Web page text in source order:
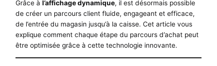
Grâce à l’affichage dynamique, il est désormais possible
de créer un parcours client fluide, engageant et efficace,
de l’entrée du magasin jusqu’à la caisse. Cet article vous
explique comment chaque étape du parcours d’achat peut
être optimisée grâce à cette technologie innovante.